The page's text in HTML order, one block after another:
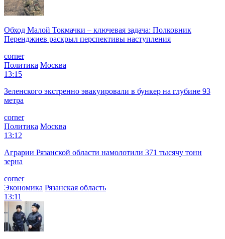
Обход Малой Токмачки – ключевая задача: Полковник
Перенджиев раскрыл перспективы наступления
corner
Политика Москва
13:15
Зеленского экстренно эвакуировали в бункер на глубине 93
метра
corner
Политика Москва
13:12
Аграрии Рязанской области намолотили 371 тысячу тонн
зерна
corner
Экономика Рязанская область
13:11